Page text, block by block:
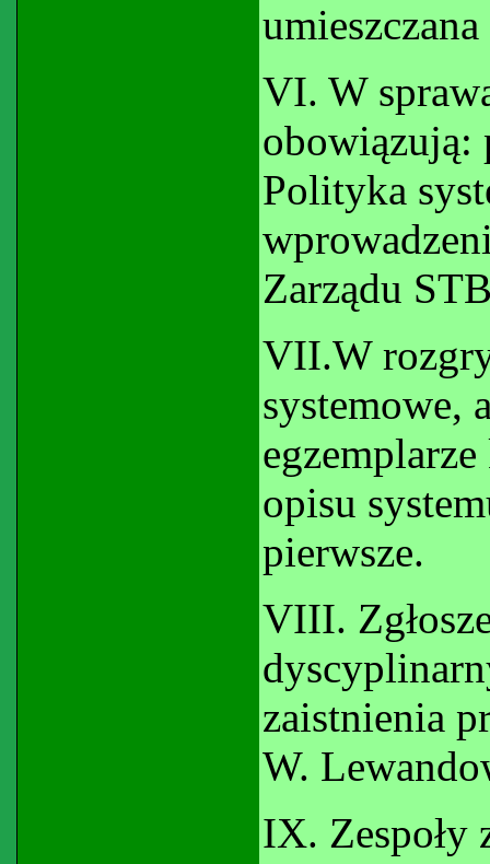
VI. W
obowiązują:
Polityka
Zarządu
VII.W
systemowe,
opisu
pierwsze.
VIII.
zaistnienia
W.
IX. Zespoły